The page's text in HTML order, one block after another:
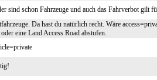
sind schon Fahrzeuge und auch das Fahrverbot gilt
Da hast du natürlich recht. Wäre
eine Land Access Road abstufen.